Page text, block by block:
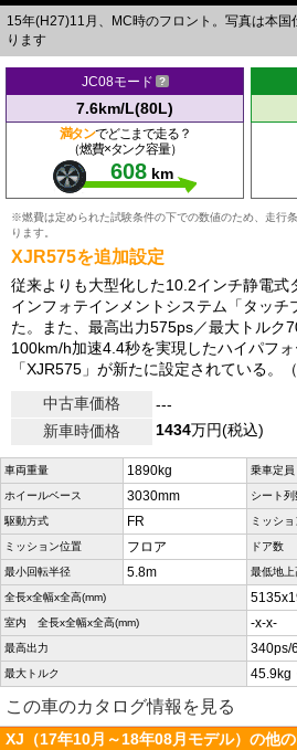
15年(H27)11月、MC時のフロント。写真は本国
ります
JC08モード
7.6km/L(80L)
満タンでどこまで走る？
（燃費×タンク容量）
608 km
※燃費は定められた試験条件の下での数値のため、走行
ります。
XJR575を追加設定
従来よりも大型化した10.2インチ静電式
インフォテインメントシステム「タッチ
た。また、最高出力575ps／最大トルク
100km/h加速4.4秒を実現したハイパフォ
「XJR575」が新たに設定されている。
中古車価格
---
新車時価格
1434万円(税込)
車両重量 1890kg 乗車定員
ホイールベース 3030mm シート列
駆動方式 FR ミッショ
ミッション位置 フロア ドア数
最小回転半径 5.8m 最低地上
全長x全幅x全高(mm)
室内 全長x全幅x全高(mm) -x-x-
最高出力 340ps/
最大トルク 45.9kg
この車のカタログ情報を見る
XJ（17年10月～18年08月モデル）の他